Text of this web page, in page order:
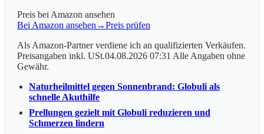
Preis bei Amazon ansehen
Bei Amazon ansehen →Preis prüfen
Als Amazon-Partner verdiene ich an qualifizierten Verkäufen.
Preisangaben inkl. USt.04.08.2026 07:31 Alle Angaben ohne
Gewähr.
Naturheilmittel gegen Sonnenbrand: Globuli als
schnelle Akuthilfe
Prellungen gezielt mit Globuli reduzieren und
Schmerzen lindern